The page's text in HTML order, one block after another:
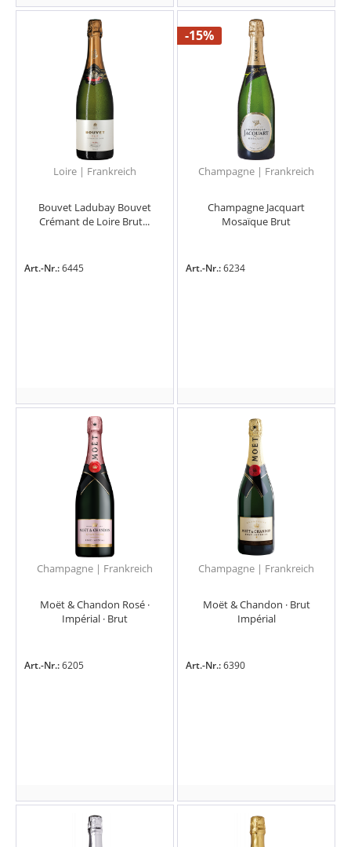
Loire | Frankreich
Bouvet Ladubay Bouvet
Crémant de Loire Brut...
Art.-Nr.:6445
-15%
Champagne | Frankreich
Champagne Jacquart
Mosaïque Brut
Art.-Nr.:6234
Champagne | Frankreich
Moët & Chandon Rosé ·
Impérial · Brut
Art.-Nr.:6205
Champagne | Frankreich
Moët & Chandon · Brut
Impérial
Art.-Nr.:6390